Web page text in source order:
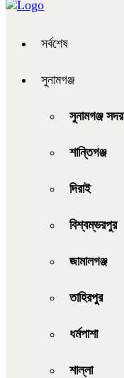
সর্বশেষ
সুনামগঞ্জ
সুনামগঞ্জ সদর
শান্তিগঞ্জ
দিরাই
বিশ্বম্ভরপুর
জামালগঞ্জ
তাহিরপুর
ধর্মপাশা
শাল্লা